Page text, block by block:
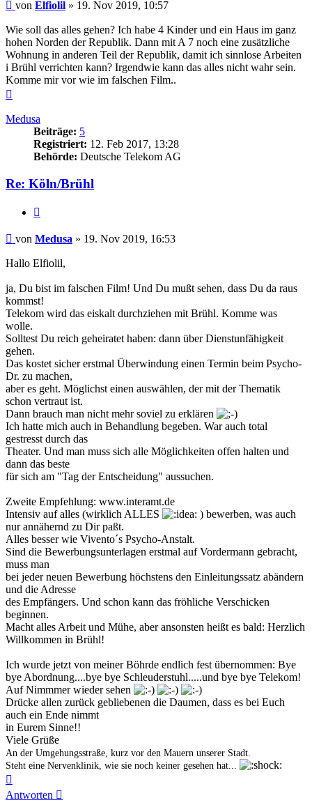
Beitrag
von Elfiolil » 19. Nov 2019, 10:57
Wie soll das alles gehen? Ich habe 4 Kinder und ein Haus im ganz
hohen Norden der Republik. Dann mit A 7 noch eine zusätzliche
Wohnung in anderen Teil der Republik, damit ich sinnlose Arbeiten
i Brühl verrichten kann? Irgendwie kann das alles nicht wahr sein.
Komme mir vor wie im falschen Film..
Medusa
Beiträge: 5
Registriert: 12. Feb 2017, 13:28
Behörde: Deutsche Telekom AG
Re: Köln/Brühl
Beitrag
von Medusa » 19. Nov 2019, 16:53
Hallo Elfiolil,
ja, Du bist im falschen Film! Und Du mußt sehen, dass Du da raus
kommst!
Telekom wird das eiskalt durchziehen mit Brühl. Komme was
wolle.
Solltest Du reich geheiratet haben: dann über Dienstunfähigkeit
gehen.
Das kostet sicher erstmal Überwindung einen Termin beim Psycho-
Dr. zu machen,
aber es geht. Möglichst einen auswählen, der mit der Thematik
schon vertraut ist.
Dann brauch man nicht mehr soviel zu erklären
Ich hatte mich auch in Behandlung begeben. War auch total
gestresst durch das
Theater. Und man muss sich alle Möglichkeiten offen halten und
dann das beste
für sich am "Tag der Entscheidung" aussuchen.
Zweite Empfehlung: www.interamt.de
Intensiv auf alles (wirklich ALLES
) bewerben, was auch
nur annähernd zu Dir paßt.
Alles besser wie Vivento´s Psycho-Anstalt.
Sind die Bewerbungsunterlagen erstmal auf Vordermann gebracht,
muss man
bei jeder neuen Bewerbung höchstens den Einleitungssatz abändern
und die Adresse
des Empfängers. Und schon kann das fröhliche Verschicken
beginnen.
Macht alles Arbeit und Mühe, aber ansonsten heißt es bald: Herzlich
Willkommen in Brühl!
Ich wurde jetzt von meiner Böhrde endlich fest übernommen: Bye
bye Abordnung....bye bye Schleuderstuhl.....und bye bye Telekom!
Auf Nimmmer wieder sehen
Drücke allen zurück gebliebenen die Daumen, dass es bei Euch
auch ein Ende nimmt
in Eurem Sinne!!
Viele Grüße
An der Umgehungsstraße, kurz vor den Mauern unserer Stadt.
Steht eine Nervenklinik, wie sie noch keiner gesehen hat...
oben
Antworten